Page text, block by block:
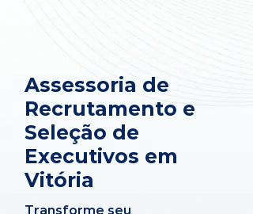
Assessoria de
Recrutamento e
Seleção de
Executivos em
Vitória
Transforme seu